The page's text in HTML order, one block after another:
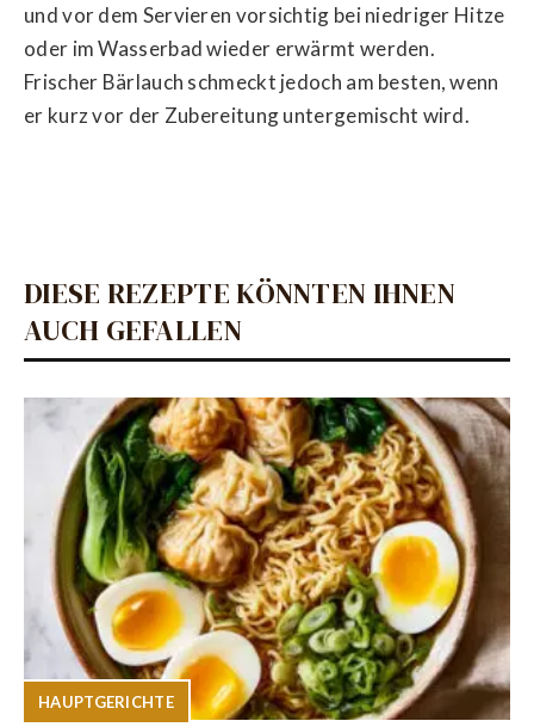
und vor dem Servieren vorsichtig bei niedriger Hitze
oder im Wasserbad wieder erwärmt werden.
Frischer Bärlauch schmeckt jedoch am besten, wenn
er kurz vor der Zubereitung untergemischt wird.
DIESE REZEPTE KÖNNTEN IHNEN
AUCH GEFALLEN
HAUPTGERICHTE